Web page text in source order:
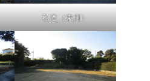
私道（東側）